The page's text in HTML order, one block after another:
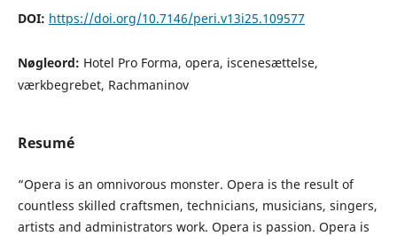
DOI: https://doi.org/10.7146/peri.v13i25.109577
Nøgleord: Hotel Pro Forma, opera, iscenesættelse,
værkbegrebet, Rachmaninov
Resumé
“Opera is an omnivorous monster. Opera is the result of
countless skilled craftsmen, technicians, musicians, singers,
artists and administrators work. Opera is passion. Opera is